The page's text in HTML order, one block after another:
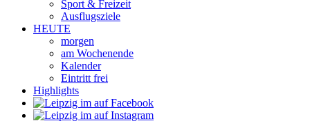
Sport & Freizeit
Ausflugsziele
HEUTE
morgen
am Wochenende
Kalender
Eintritt frei
Highlights